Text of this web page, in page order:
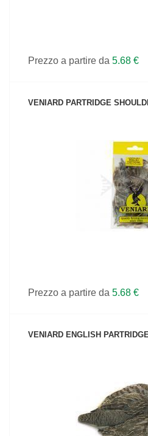
Prezzo a partire da 5.68 €
VENIARD PARTRIDGE
VEDI IL
Prezzo a partire da 5.68 €
VENIARD ENGLISH
VEDI IL